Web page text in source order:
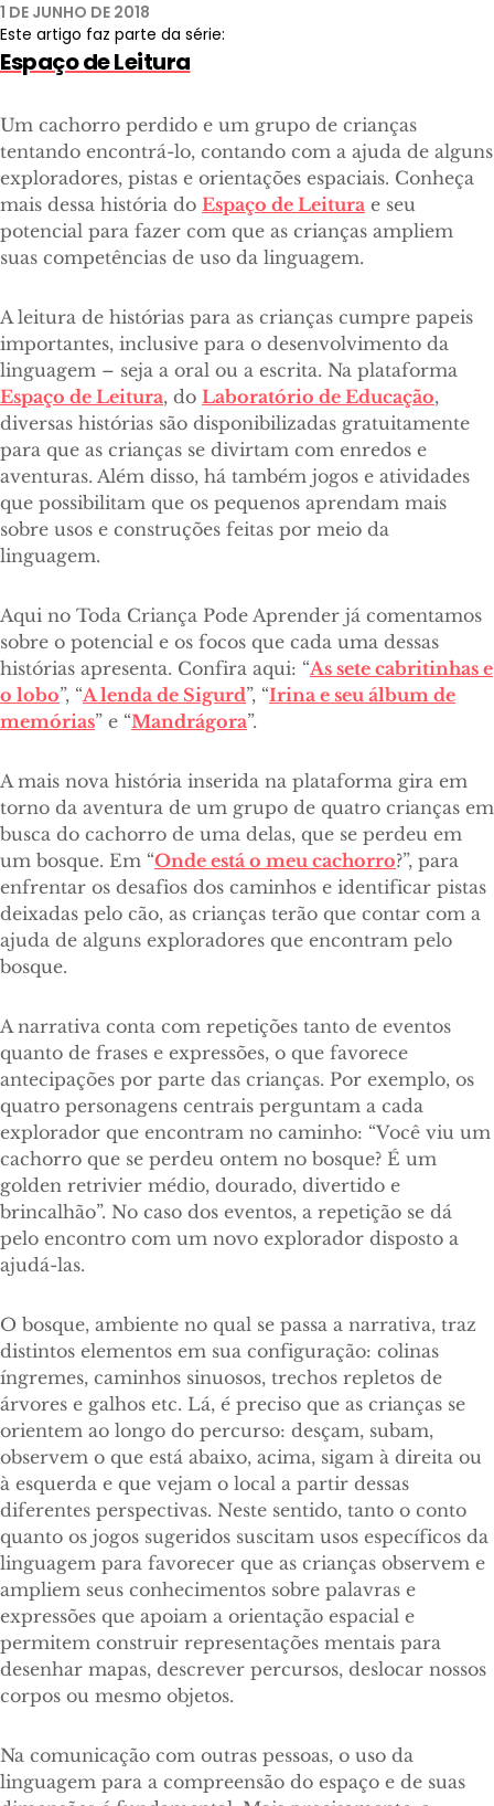
1 DE JUNHO DE 2018
Este artigo faz parte da série:
Espaço de Leitura
Um cachorro perdido e um grupo de crianças
tentando encontrá-lo, contando com a ajuda de alguns
exploradores, pistas e orientações espaciais. Conheça
mais dessa história do Espaço de Leitura e seu
potencial para fazer com que as crianças ampliem
suas competências de uso da linguagem.
A leitura de histórias para as crianças cumpre papeis
importantes, inclusive para o desenvolvimento da
linguagem – seja a oral ou a escrita. Na plataforma
Espaço de Leitura, do Laboratório de Educação,
diversas histórias são disponibilizadas gratuitamente
para que as crianças se divirtam com enredos e
aventuras. Além disso, há também jogos e atividades
que possibilitam que os pequenos aprendam mais
sobre usos e construções feitas por meio da
linguagem.
Aqui no Toda Criança Pode Aprender já comentamos
sobre o potencial e os focos que cada uma dessas
histórias apresenta. Confira aqui: “As sete cabritinhas e
o lobo”, “A lenda de Sigurd”, “Irina e seu álbum de
memórias” e “Mandrágora”.
A mais nova história inserida na plataforma gira em
torno da aventura de um grupo de quatro crianças em
busca do cachorro de uma delas, que se perdeu em
um bosque. Em “Onde está o meu cachorro?”, para
enfrentar os desafios dos caminhos e identificar pistas
deixadas pelo cão, as crianças terão que contar com a
ajuda de alguns exploradores que encontram pelo
bosque.
A narrativa conta com repetições tanto de eventos
quanto de frases e expressões, o que favorece
antecipações por parte das crianças. Por exemplo, os
quatro personagens centrais perguntam a cada
explorador que encontram no caminho: “Você viu um
cachorro que se perdeu ontem no bosque? É um
golden retrivier médio, dourado, divertido e
brincalhão”. No caso dos eventos, a repetição se dá
pelo encontro com um novo explorador disposto a
ajudá-las.
O bosque, ambiente no qual se passa a narrativa, traz
distintos elementos em sua configuração: colinas
íngremes, caminhos sinuosos, trechos repletos de
árvores e galhos etc. Lá, é preciso que as crianças se
orientem ao longo do percurso: desçam, subam,
observem o que está abaixo, acima, sigam à direita ou
à esquerda e que vejam o local a partir dessas
diferentes perspectivas. Neste sentido, tanto o conto
quanto os jogos sugeridos suscitam usos específicos da
linguagem para favorecer que as crianças observem e
ampliem seus conhecimentos sobre palavras e
expressões que apoiam a orientação espacial e
permitem construir representações mentais para
desenhar mapas, descrever percursos, deslocar nossos
corpos ou mesmo objetos.
Na comunicação com outras pessoas, o uso da
linguagem para a compreensão do espaço e de suas